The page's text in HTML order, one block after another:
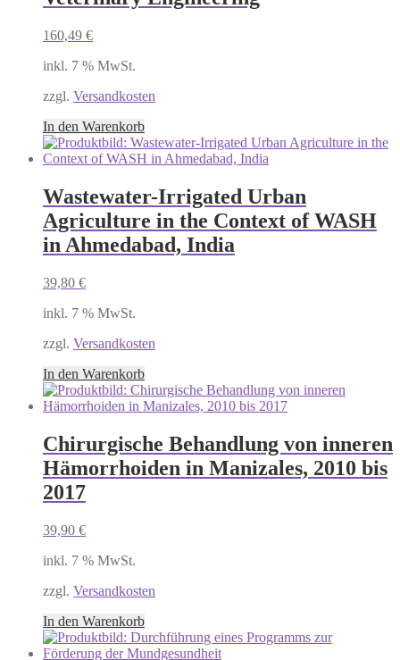
160,49 €
inkl. 7 % MwSt.
zzgl. Versandkosten
In den Warenkorb
Wastewater-Irrigated Urban
Agriculture in the Context of WASH
in Ahmedabad, India
39,80 €
inkl. 7 % MwSt.
zzgl. Versandkosten
In den Warenkorb
Chirurgische Behandlung von inneren
Hämorrhoiden in Manizales, 2010 bis
2017
39,90 €
inkl. 7 % MwSt.
zzgl. Versandkosten
In den Warenkorb